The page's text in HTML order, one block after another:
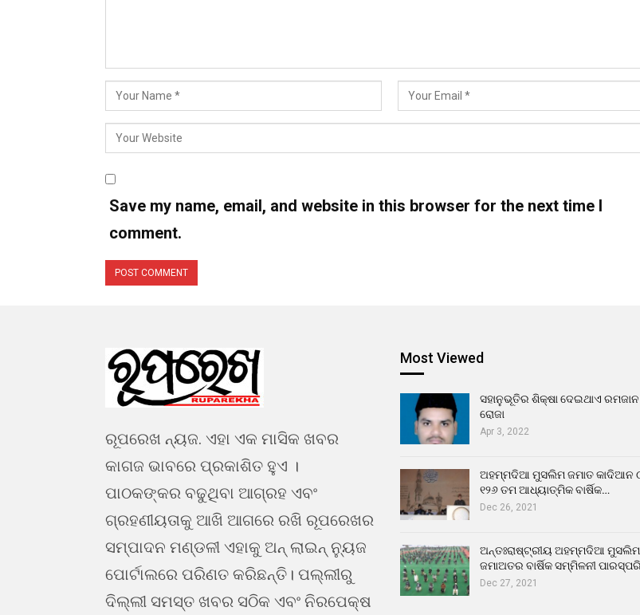
Save my name, email, and website in this browser for the next time I
comment.
ରୂପରେଖ ନ୍ୟଜ. ଏହା ଏକ ମାସିକ ଖବର
କାଗଜ ଭାବରେ ପ୍ରକାଶିତ ହୁଏ ।
ପାଠକଙ୍କର ବଢୁଥିବା ଆଗ୍ରହ ଏବଂ
ଗ୍ରହଣୀୟତାକୁ ଆଖି ଆଗରେ ରଖି ରୂପରେଖର
ସମ୍ପାଦନ ମଣ୍ଡଳୀ ଏହାକୁ ଅନ୍ ଲାଇନ୍ ନ୍ୟୁଜ
ପୋର୍ଟାଲରେ ପରିଣତ କରିଛନ୍ତି। ପଲ୍ଲୀରୁ
ଦିଲ୍ଲୀ ସମସ୍ତ ଖବର ସଠିକ ଏବଂ ନିରପେକ୍ଷ
Most Viewed
ସହାନୁଭୂତିର ଶିକ୍ଷା ଦେଇଥାଏ
ରୋଜା
Apr 3, 2022
ଅହମ୍ମଦିଆ ମୁସଲିମ ଜମାତ କାଦିଆନ
୧୨୬ ତମ ଆଧ୍ୟାତ୍ମିକ ବାର୍ଷିକ…
Dec 26, 2021
ଅନ୍ତଃରାଷ୍ଟ୍ରୀୟ ଅହମ୍ମଦିଆ ମୁସଲିମ
ଜମାଅତର ବାର୍ଷିକ ସମ୍ମିଳନୀ
Dec 27, 2021